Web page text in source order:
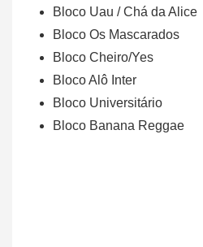
Bloco Uau / Chá da Alice
Bloco Os Mascarados
Bloco Cheiro/Yes
Bloco Alô Inter
Bloco Universitário
Bloco Banana Reggae